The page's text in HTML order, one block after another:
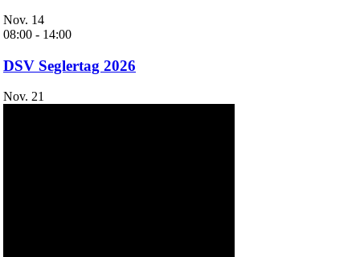
Nov. 14
08:00 - 14:00
DSV Seglertag 2026
Nov. 21